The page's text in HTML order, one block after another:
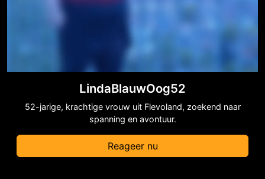
LindaBlauwOog52
52-jarige, krachtige vrouw uit Flevoland, zoekend naar
spanning en avontuur.
Reageer nu